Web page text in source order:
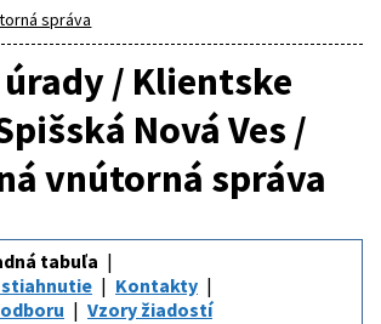
správa
/ Klientske
Nová Ves /
vnútorná správa
tabuľa
stiahnutie
Kontakty
Vzory žiadostí